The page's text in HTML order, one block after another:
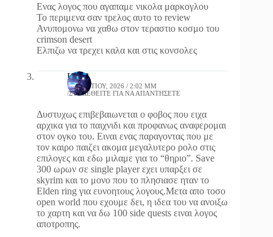
Ενας λογος που αγαπαμε νικολα μαρκογλου
Το περιμενα σαν τρελος αυτο το review
Ανυπομονω να χαθω στον τεραστιο κοσμο του
crimson desert
Ελπιζω να τρεχει καλα και στις κονσολες
Kti23
19 ΜΑΡΤΊΟΥ, 2026 / 2:02 ΜΜ
ΣΥΝΔΕΘΕΊΤΕ ΓΙΑ ΝΑ ΑΠΑΝΤΉΣΕΤΕ
Δυστυχως επιβεβαιωνεται ο φοβος που ειχα
αρχικα για το παιχνιδι και προφανως αναφερομαι
στον ογκο του. Ειναι ενας παραγοντας που με
τον καιρο παιζει ακομα μεγαλυτερο ρολο στις
επιλογες και εδω μιλαμε για το “θηριο”. Save
300 ωρων σε single player εχει υπαρξει σε
skyrim και το μονο που το πλησιασε ηταν το
Elden ring για ευνοητους λογους.Μετα απο τοσο
open world που εχουμε δει, η ιδεα του να ανοιξω
το χαρτη και να δω 100 side quests ειναι λογος
αποτροπης.